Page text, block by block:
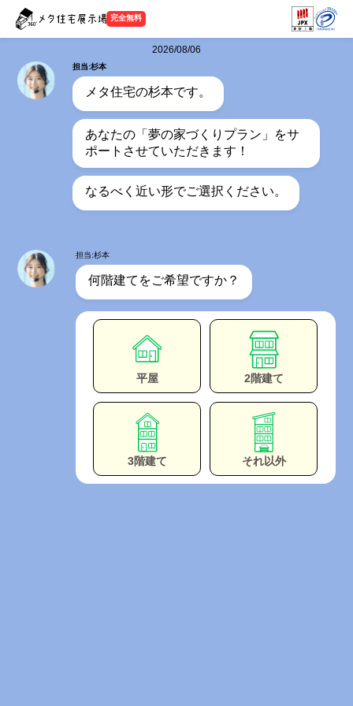
完全無料
2026/08/06
担当:杉本
メタ住宅の杉本です。
あなたの「夢の家づくりプラン」をサ
ポートさせていただきます！
なるべく近い形でご選択ください。
担当:杉本
何階建てをご希望ですか？
平屋 2階建て
3階建て それ以外